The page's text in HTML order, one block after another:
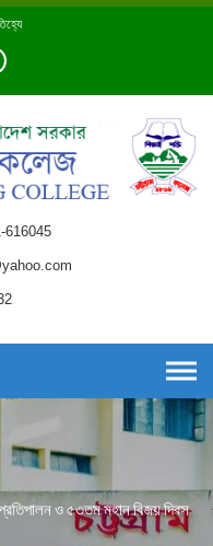
616045
প্রতিপালন ও ৫৩তম মহান বিজয় দিবস